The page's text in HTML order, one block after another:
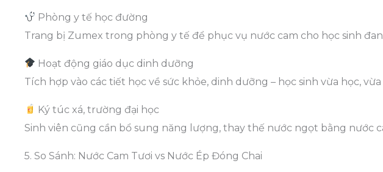
Phòng y tế học đường
Trang bị Zumex trong phòng y tế để phục vụ nước cam cho học sinh
Hoạt động giáo dục dinh dưỡng
Tích hợp vào các tiết học về sức khỏe, dinh dưỡng – học sinh vừa học,
Ký túc xá, trường đại học
Sinh viên cũng cần bổ sung năng lượng, thay thế nước ngọt bằng nước
5. So Sánh: Nước Cam Tươi vs Nước Ép Đóng Chai